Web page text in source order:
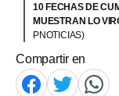
10 FECHAS DE
MUESTRAN LO
PNOTICIAS)
Compartir en